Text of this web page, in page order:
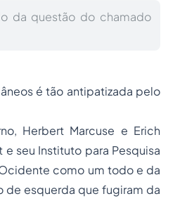
da questão do chamado
é tão antipatizada pelo
Herbert Marcuse e Erich
e seu Instituto para Pesquisa
como um todo e da
de esquerda que fugiram da